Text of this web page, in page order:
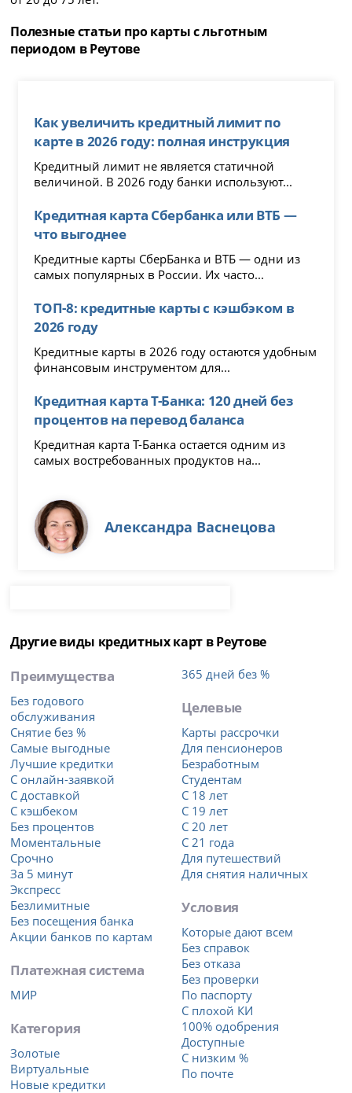
Полезные статьи про карты с льготным
периодом в Реутове
Как увеличить кредитный лимит по
карте в 2026 году: полная инструкция
Кредитный лимит не является статичной
величиной. В 2026 году банки используют...
Кредитная карта Сбербанка или ВТБ —
что выгоднее
Кредитные карты СберБанка и ВТБ — одни из
самых популярных в России. Их часто...
ТОП-8: кредитные карты с кэшбэком в
2026 году
Кредитные карты в 2026 году остаются удобным
финансовым инструментом для...
Кредитная карта Т-Банка: 120 дней без
процентов на перевод баланса
Кредитная карта Т-Банка остается одним из
самых востребованных продуктов на...
Александра Васнецова
Другие виды кредитных карт в Реутове
Преимущества
Без годового
обслуживания
Снятие без %
Самые выгодные
Лучшие кредитки
С онлайн-заявкой
С доставкой
С кэшбеком
Без процентов
Моментальные
Срочно
За 5 минут
Экспресс
Безлимитные
Без посещения банка
Акции банков по картам
Платежная система
МИР
Категория
Золотые
Виртуальные
Новые кредитки
365 дней без %
Целевые
Карты рассрочки
Для пенсионеров
Безработным
Студентам
С 18 лет
С 19 лет
С 20 лет
С 21 года
Для путешествий
Для снятия наличных
Условия
Которые дают всем
Без справок
Без отказа
Без проверки
По паспорту
С плохой КИ
100% одобрения
Доступные
С низким %
По почте